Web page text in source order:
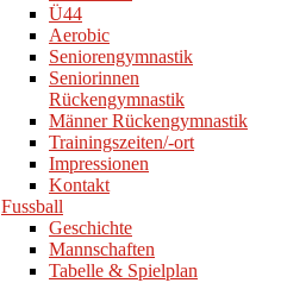
Ü44
Aerobic
Seniorengymnastik
Seniorinnen
Rückengymnastik
Männer Rückengymnastik
Trainingszeiten/-ort
Impressionen
Kontakt
Fussball
Geschichte
Mannschaften
Tabelle & Spielplan